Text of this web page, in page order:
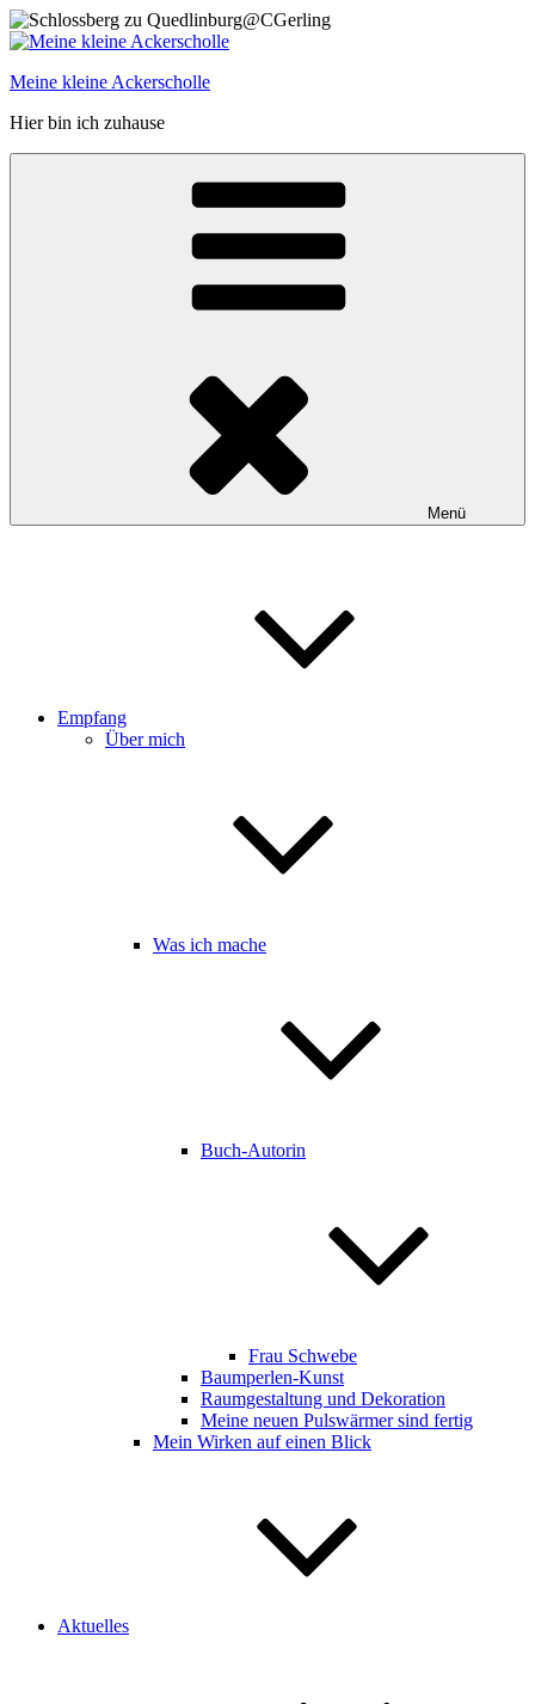
Zum
Inhalt
Meine kleine Ackerscholle
Hier bin ich zuhause
Menü
Empfang
Über mich
Was ich mache
Buch-Autorin
Frau Schwebe
Baumperlen-Kunst
Raumgestaltung und Dekoration
Meine neuen Pulswärmer sind fertig
Mein Wirken auf einen Blick
Aktuelles